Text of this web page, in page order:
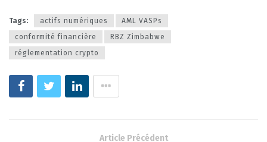
Tags: actifs numériques
AML VASPs
conformité financière
RBZ Zimbabwe
réglementation crypto
Article Précédent